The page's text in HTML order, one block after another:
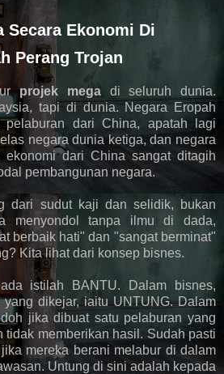
Secara Ekonomi Di
Perang Trojan
projek megadi seluruh dunia.
tapi di dunia. Negara Eropah
pelaburan dari China, apatah lagi
negara dunia ketiga, dan negara
ekonomi dari China sangat ditagih
pembangunan negara.
dari sudut kaji dan selidik, bukan
menyondol tanpa ilmu di dada,
berbaik hati" dan "sangat berminat"
Kita lihat dari konsep bisnes.
istilah BANTU. Dalam bisnes,
dikejar, iaitu UNTUNG. Dalam
jika dibuat satu pelaburan yang
tidak memberikan hasil. Sudah pasti
mereka berani melabur di dalam
Untung di sini adalah kepada